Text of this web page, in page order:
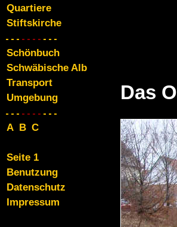
Quartiere
Stiftskirche
Schönbuch
Schwäbische Alb
Transport
Umgebung
ABC
Seite 1
Benutzung
Datenschutz
Impressum
Das